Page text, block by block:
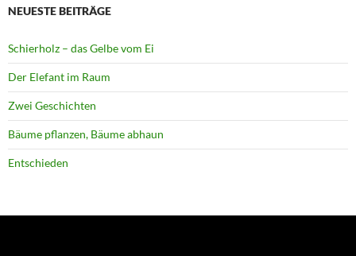
NEUESTE BEITRÄGE
Schierholz – das Gelbe vom Ei
Der Elefant im Raum
Zwei Geschichten
Bäume pflanzen, Bäume abhaun
Entschieden